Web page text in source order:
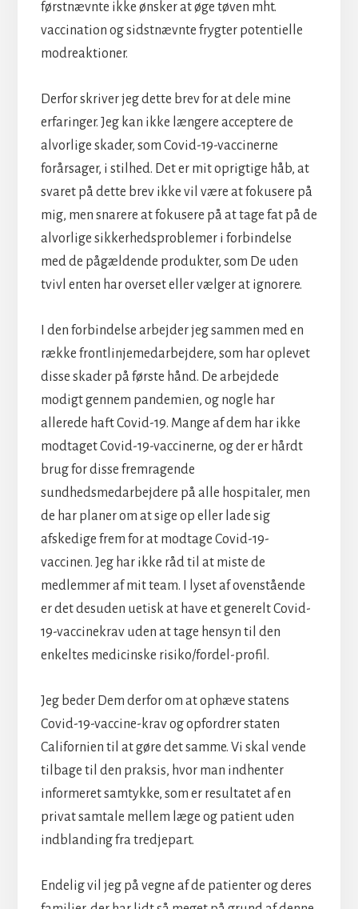
førstnævnte ikke ønsker at øge tøven mht.
vaccination og sidstnævnte frygter potentielle
modreaktioner.
Derfor skriver jeg dette brev for at dele mine
erfaringer. Jeg kan ikke længere acceptere de
alvorlige skader, som Covid-19-vaccinerne
forårsager, i stilhed. Det er mit oprigtige håb, at
svaret på dette brev ikke vil være at fokusere på
mig, men snarere at fokusere på at tage fat på de
alvorlige sikkerhedsproblemer i forbindelse
med de pågældende produkter, som De uden
tvivl enten har overset eller vælger at ignorere.
I den forbindelse arbejder jeg sammen med en
række frontlinjemedarbejdere, som har oplevet
disse skader på første hånd. De arbejdede
modigt gennem pandemien, og nogle har
allerede haft Covid-19. Mange af dem har ikke
modtaget Covid-19-vaccinerne, og der er hårdt
brug for disse fremragende
sundhedsmedarbejdere på alle hospitaler, men
de har planer om at sige op eller lade sig
afskedige frem for at modtage Covid-19-
vaccinen. Jeg har ikke råd til at miste de
medlemmer af mit team. I lyset af ovenstående
er det desuden uetisk at have et generelt Covid-
19-vaccinekrav uden at tage hensyn til den
enkeltes medicinske risiko/fordel-profil.
Jeg beder Dem derfor om at ophæve statens
Covid-19-vaccine-krav og opfordrer staten
Californien til at gøre det samme. Vi skal vende
tilbage til den praksis, hvor man indhenter
informeret samtykke, som er resultatet af en
privat samtale mellem læge og patient uden
indblanding fra tredjepart.
Endelig vil jeg på vegne af de patienter og deres